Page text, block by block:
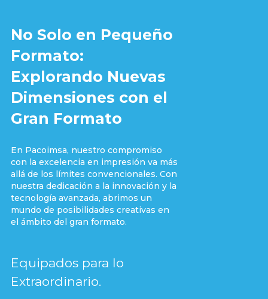
No Solo en Pequeño
Formato:
Explorando Nuevas
Dimensiones con el
Gran Formato
En Pacoimsa, nuestro compromiso
con la excelencia en impresión va más
allá de los límites convencionales. Con
nuestra dedicación a la innovación y la
tecnología avanzada, abrimos un
mundo de posibilidades creativas en
el ámbito del gran formato.
Equipados para lo
Extraordinario.